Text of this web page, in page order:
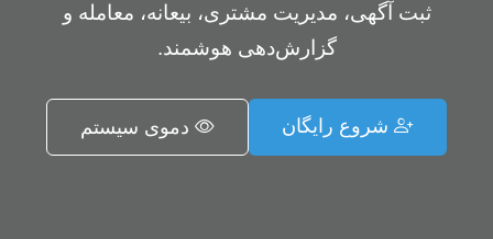
ثبت آگهی، مدیریت مشتری، بیعانه، معامله و
گزارش‌دهی هوشمند.
شروع رایگان دموی سیستم